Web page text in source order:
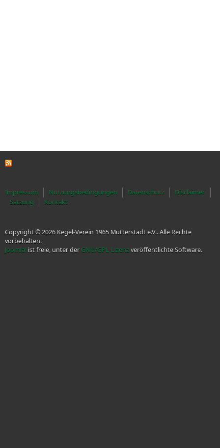
Impressum Nutzungsbedingungen Datenschutz
Disclaimer
Satzung
Kontakt
Copyright © 2026 Kegel-Verein 1965 Mutterstadt e.V.. Alle Rechte
vorbehalten.
Joomla! ist freie, unter der GNU/GPL-Lizenzveröffentlichte Software.